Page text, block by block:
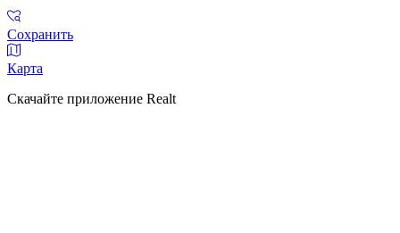
Сохранить
Карта
Скачайте приложение Realt